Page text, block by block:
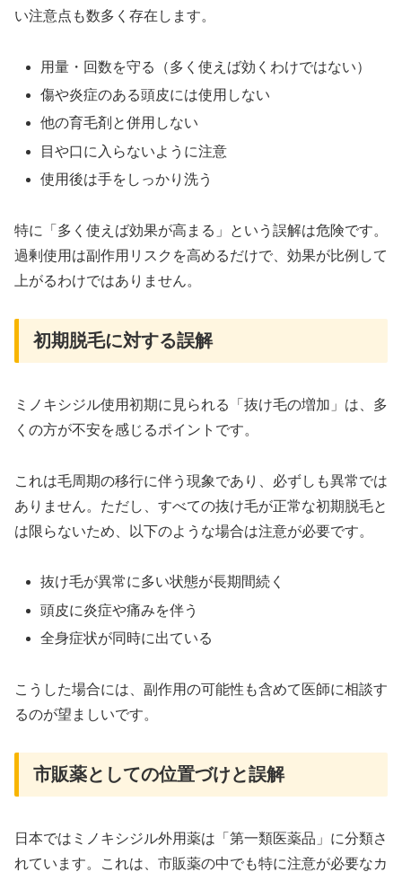
い注意点も数多く存在します。
用量・回数を守る（多く使えば効くわけではない）
傷や炎症のある頭皮には使用しない
他の育毛剤と併用しない
目や口に入らないように注意
使用後は手をしっかり洗う
特に「多く使えば効果が高まる」という誤解は危険です。
過剰使用は副作用リスクを高めるだけで、効果が比例して
上がるわけではありません。
初期脱毛に対する誤解
ミノキシジル使用初期に見られる「抜け毛の増加」は、多
くの方が不安を感じるポイントです。
これは毛周期の移行に伴う現象であり、必ずしも異常では
ありません。ただし、すべての抜け毛が正常な初期脱毛と
は限らないため、以下のような場合は注意が必要です。
抜け毛が異常に多い状態が長期間続く
頭皮に炎症や痛みを伴う
全身症状が同時に出ている
こうした場合には、副作用の可能性も含めて医師に相談す
るのが望ましいです。
市販薬としての位置づけと誤解
日本ではミノキシジル外用薬は「第一類医薬品」に分類さ
れています。これは、市販薬の中でも特に注意が必要なカ